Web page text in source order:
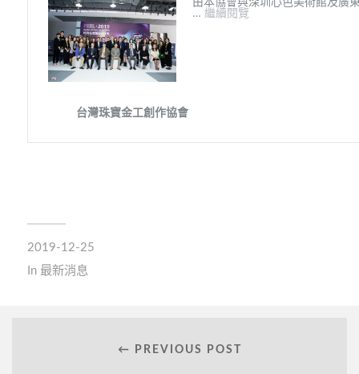
2019-12-25
In 最新消息
← PREVIOUS POST